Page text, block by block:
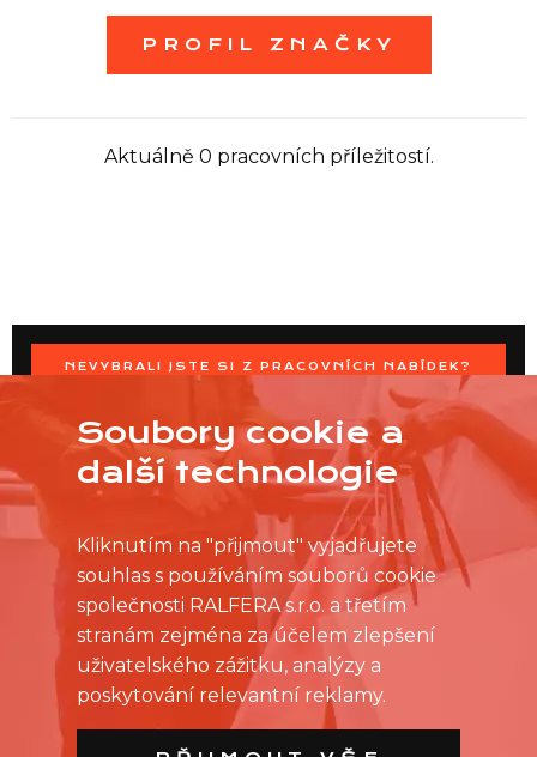
PROFIL ZNAČKY
Aktuálně 0 pracovních příležitostí.
NEVYBRALI JSTE SI Z PRACOVNÍCH NABÍDEK?
OSLOVTE PRODEJNU PŘÍMO S VAŠIMI ČASOVÝMI
MOŽNOSTMI
Soubory cookie a
další technologie
Kliknutím na "přijmout" vyjadřujete
souhlas s používáním souborů cookie
společnosti RALFERA s.r.o. a třetím
stranám zejména za účelem zlepšení
uživatelského zážitku, analýzy a
poskytování relevantní reklamy.